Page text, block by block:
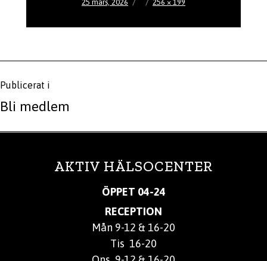
25 mars, 2026 256 × 199
Publicerat i
Bli medlem
AKTIV HÄLSOCENTER
ÖPPET 04-24
RECEPTION
Mån 9-12 & 16-20
Tis 16-20